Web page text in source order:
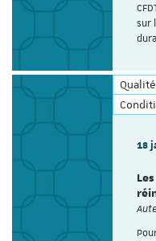
sur
18